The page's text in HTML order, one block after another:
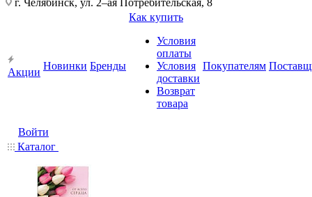
г. Челябинск, ул. 2–ая Потребительская, 8
Акции
Новинки Бренды
Как купить
Условия
оплаты
Условия
доставки
Возврат
товара
Покупателям
Войти
Каталог